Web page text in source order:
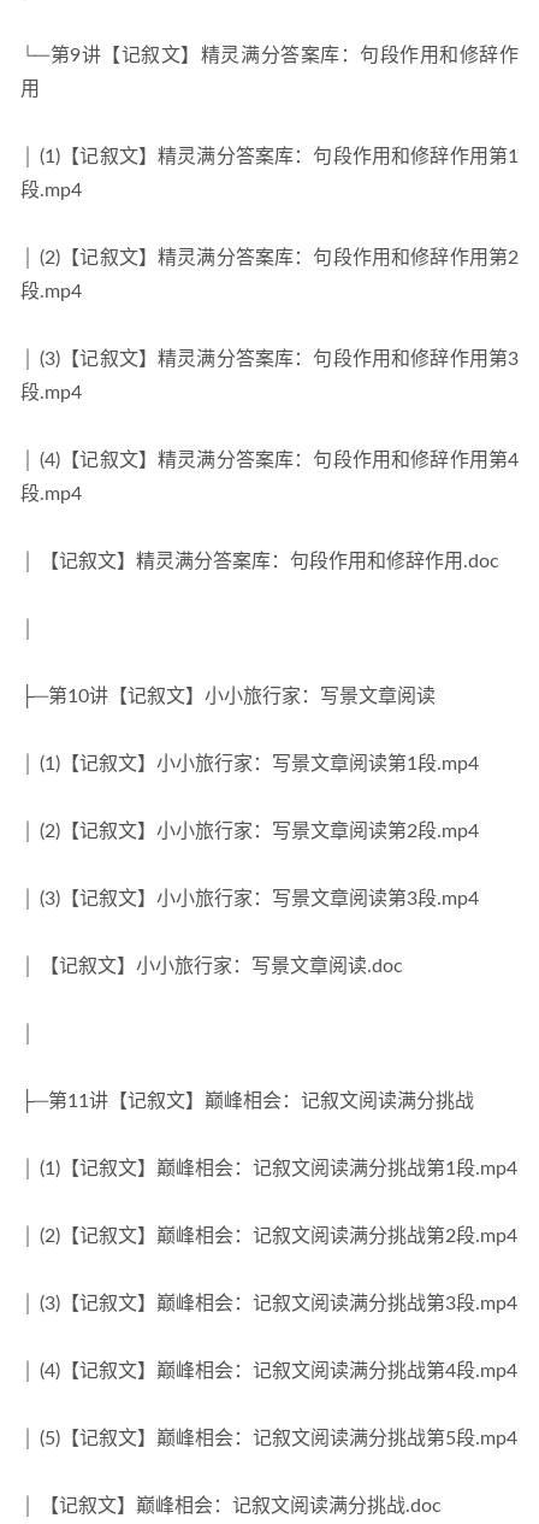
└─第9讲【记叙文】精灵满分答案库：句段作用和修辞作
用
│ (1)【记叙文】精灵满分答案库：句段作用和修辞作用第1
段.mp4
│ (2)【记叙文】精灵满分答案库：句段作用和修辞作用第2
段.mp4
│ (3)【记叙文】精灵满分答案库：句段作用和修辞作用第3
段.mp4
│ (4)【记叙文】精灵满分答案库：句段作用和修辞作用第4
段.mp4
│ 【记叙文】精灵满分答案库：句段作用和修辞作用.doc
├─第10讲【记叙文】小小旅行家：写景文章阅读
│ (1)【记叙文】小小旅行家：写景文章阅读第1段.mp4
│ (2)【记叙文】小小旅行家：写景文章阅读第2段.mp4
│ (3)【记叙文】小小旅行家：写景文章阅读第3段.mp4
│ 【记叙文】小小旅行家：写景文章阅读.doc
├─第11讲【记叙文】巅峰相会：记叙文阅读满分挑战
│ (1)【记叙文】巅峰相会：记叙文阅读满分挑战第1段.mp4
│ (2)【记叙文】巅峰相会：记叙文阅读满分挑战第2段.mp4
│ (3)【记叙文】巅峰相会：记叙文阅读满分挑战第3段.mp4
│ (4)【记叙文】巅峰相会：记叙文阅读满分挑战第4段.mp4
│ (5)【记叙文】巅峰相会：记叙文阅读满分挑战第5段.mp4
│ 【记叙文】巅峰相会：记叙文阅读满分挑战.doc